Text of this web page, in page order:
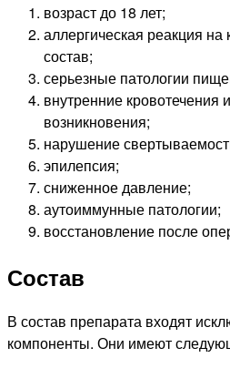
возраст до 18 лет;
аллергическая реакция
состав;
серьезные патологии
внутренние кровотечения
возникновения;
нарушение
эпилепсия;
сниженное давление;
аутоиммунные патологии;
восстановление после
Состав
В состав препарата входят
компоненты. Они имеют